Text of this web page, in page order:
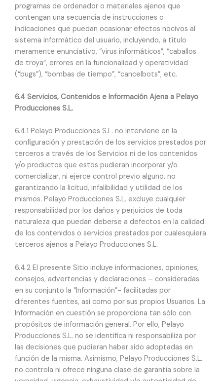
programas de ordenador o materiales ajenos que
contengan una secuencia de instrucciones o
indicaciones que puedan ocasionar efectos nocivos al
sistema informático del usuario, incluyendo, a título
meramente enunciativo, “virus informáticos”, “caballos
de troya”, errores en la funcionalidad y operatividad
(“bugs”), “bombas de tiempo”, “cancelbots”, etc.
6.4 Servicios, Contenidos e Información Ajena a Pelayo
Producciones S.L.
6.4.1 Pelayo Producciones S.L. no interviene en la
configuración y prestación de los servicios prestados por
terceros a través de los Servicios ni de los contenidos
y/o productos que estos pudieran incorporar y/o
comercializar, ni ejerce control previo alguno, no
garantizando la licitud, infalibilidad y utilidad de los
mismos. Pelayo Producciones S.L. excluye cualquier
responsabilidad por los daños y perjuicios de toda
naturaleza que puedan deberse a defectos en la calidad
de los contenidos o servicios prestados por cualesquiera
terceros ajenos a Pelayo Producciones S.L.
6.4.2 El presente Sitio incluye informaciones, opiniones,
consejos, advertencias y declaraciones – consideradas
en su conjunto la “Información”- facilitadas por
diferentes fuentes, así como por sus propios Usuarios. La
Información en cuestión se proporciona tan sólo con
propósitos de información general. Por ello, Pelayo
Producciones S.L. no se identifica ni responsabiliza por
las decisiones que pudieran haber sido adoptadas en
función de la misma. Asimismo, Pelayo Producciones S.L.
no controla ni ofrece ninguna clase de garantía sobre la